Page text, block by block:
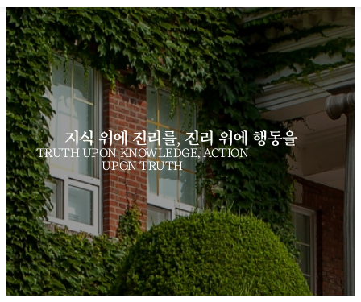
지식 위에 진리를, 진리 위에 행동을
TRUTH UPON KNOWLEDGE, ACTION
UPON TRUTH